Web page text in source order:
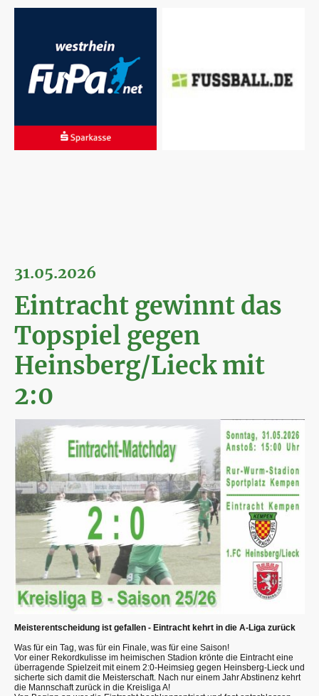
31.05.2026
Eintracht gewinnt das
Topspiel gegen
Heinsberg/Lieck mit
2:0
Meisterentscheidung ist gefallen - Eintracht kehrt in die A-Liga zurück
Was für ein Tag, was für ein Finale, was für eine Saison!
Vor einer Rekordkulisse im heimischen Stadion krönte die Eintracht eine
überragende Spielzeit mit einem 2:0-Heimsieg gegen Heinsberg-Lieck und
sicherte sich damit die Meisterschaft. Nach nur einem Jahr Abstinenz kehrt
die Mannschaft zurück in die Kreisliga A!